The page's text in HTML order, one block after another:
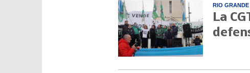
RIO GRANDE
La